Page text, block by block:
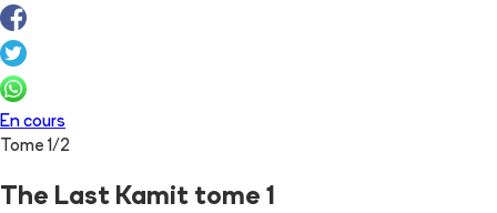
En cours
Tome1/2
The Last Kamit tome 1